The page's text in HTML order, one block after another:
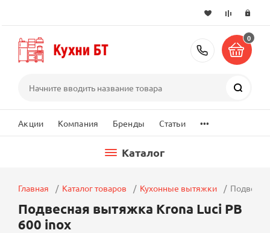
+7 (495)
0
Акции Компания Бренды Статьи ...
Каталог
Главная Каталог товаров Кухонные вытяжки
Подвесная вытяжка Krona Luci PB
600 inox